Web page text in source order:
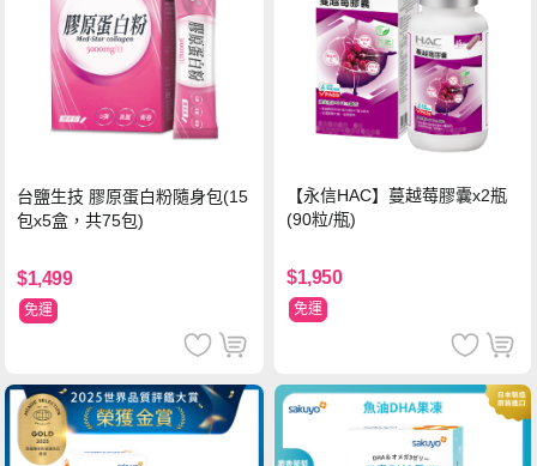
台鹽生技 膠原蛋白粉隨身包(15
包x5盒，共75包)
$1,499
免運
【永信HAC】蔓越莓膠囊x2瓶
(90粒/瓶)
$1,950
免運